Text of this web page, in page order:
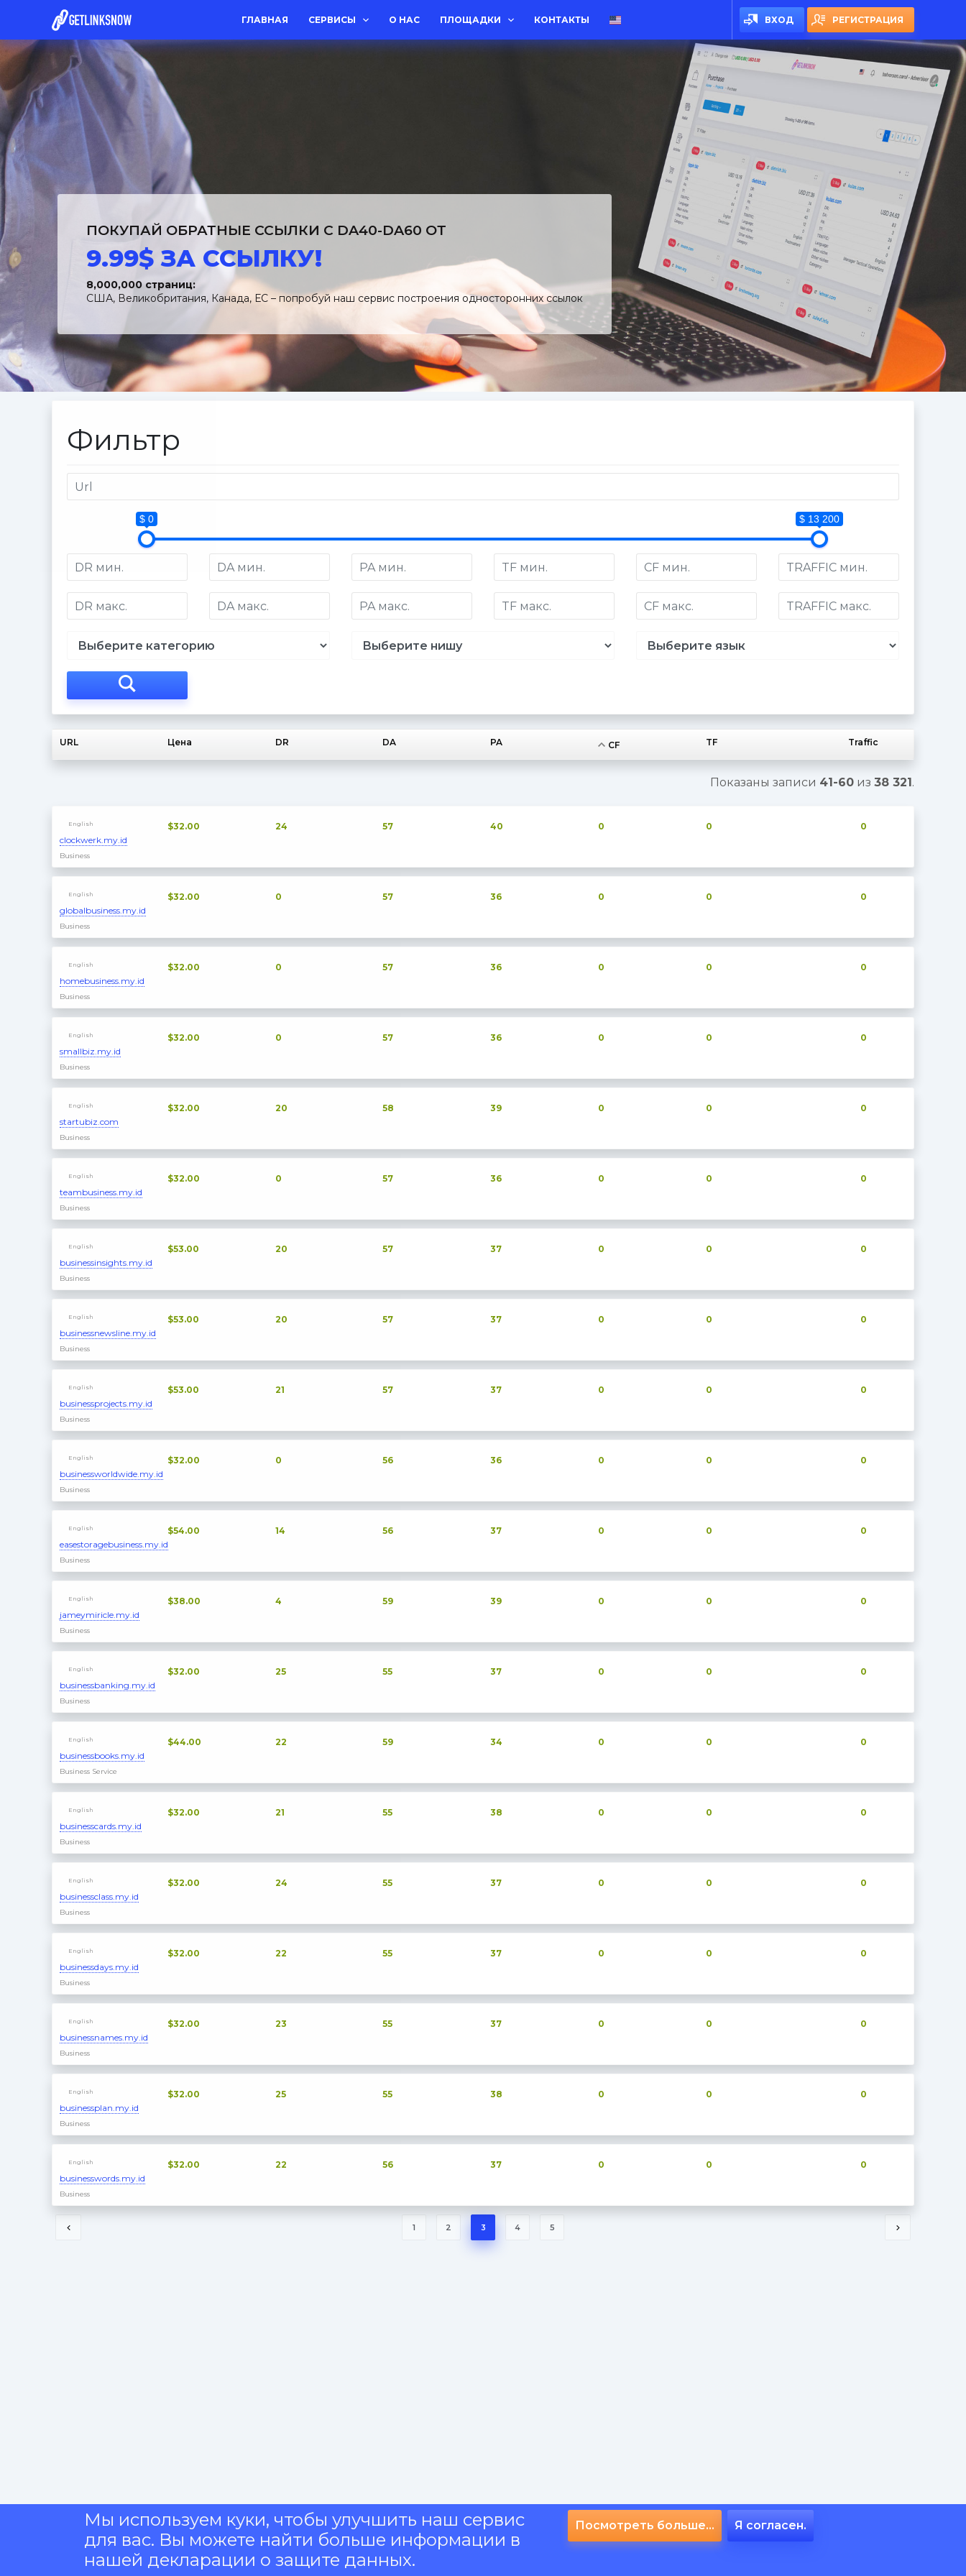
ГЛАВНАЯ СЕРВИСЫ О НАС ПЛОЩАДКИ КОНТАКТЫ ВХОД РЕГИСТРАЦИЯ
ПОКУПАЙ ОБРАТНЫЕ ССЫЛКИ C DA40-DA60 ОТ
9.99$ ЗА ССЫЛКУ!
8,000,000 страниц:
США, Великобритания, Канада, ЕС – попробуй наш сервис построения односторонних ссылок
Фильтр
$ 0 $ 13 200
URL Цена DR DA PA CF TF Traffic
Показаны записи 41-60 из 38 321.
English
clockwerk.my.id
Business
$32.00 24 57 40 0 0 0
English
globalbusiness.my.id
Business
$32.00 0 57 36 0 0 0
English
homebusiness.my.id
Business
$32.00 0 57 36 0 0 0
English
smallbiz.my.id
Business
$32.00 0 57 36 0 0 0
English
startubiz.com
Business
$32.00 20 58 39 0 0 0
English
teambusiness.my.id
Business
$32.00 0 57 36 0 0 0
English
businessinsights.my.id
Business
$53.00 20 57 37 0 0 0
English
businessnewsline.my.id
Business
$53.00 20 57 37 0 0 0
English
businessprojects.my.id
Business
$53.00 21 57 37 0 0 0
English
businessworldwide.my.id
Business
$32.00 0 56 36 0 0 0
English
easestoragebusiness.my.id
Business
$54.00 14 56 37 0 0 0
English
jameymiricle.my.id
Business
$38.00 4 59 39 0 0 0
English
businessbanking.my.id
Business
$32.00 25 55 37 0 0 0
English
businessbooks.my.id
Business Service
$44.00 22 59 34 0 0 0
English
businesscards.my.id
Business
$32.00 21 55 38 0 0 0
English
businessclass.my.id
Business
$32.00 24 55 37 0 0 0
English
businessdays.my.id
Business
$32.00 22 55 37 0 0 0
English
businessnames.my.id
Business
$32.00 23 55 37 0 0 0
English
businessplan.my.id
Business
$32.00 25 55 38 0 0 0
English
businesswords.my.id
Business
$32.00 22 56 37 0 0 0
1 2 3 4 5
Мы используем куки, чтобы улучшить наш сервис
для вас. Вы можете найти больше информации в
нашей декларации о защите данных.
Посмотреть больше... Я согласен.